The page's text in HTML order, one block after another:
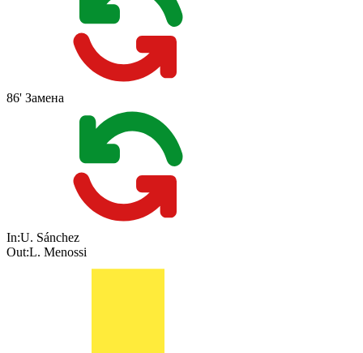
86' Замена
In:U. Sánchez
Out:L. Menossi